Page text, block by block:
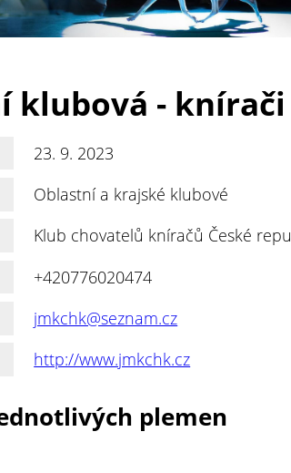
klubová - knírači
23. 9. 2023
Oblastní a krajské klubové
Klub chovatelů kníračů České
+420776020474
jmkchk@seznam.cz
http://www.jmkchk.cz
plemen